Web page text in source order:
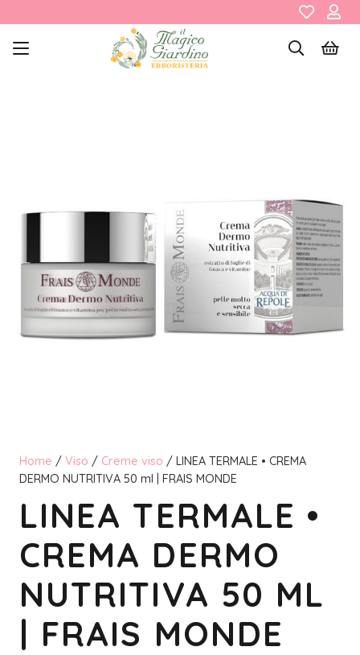
Home / Viso / Creme viso / LINEA TERMALE • CREMA
DERMO NUTRITIVA 50 ml | FRAIS MONDE
LINEA TERMALE •
CREMA DERMO
NUTRITIVA 50 ML
| FRAIS MONDE